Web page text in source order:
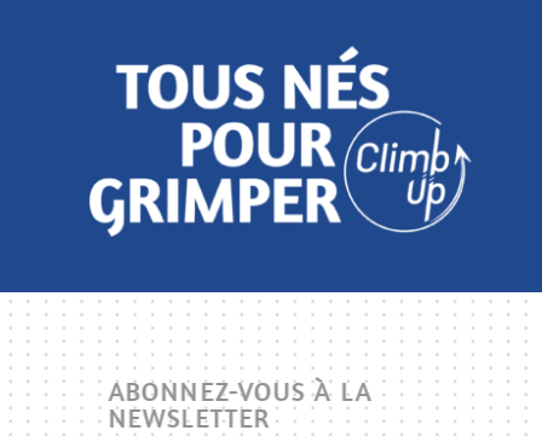
ABONNEZ-VOUS À LA
NEWSLETTER